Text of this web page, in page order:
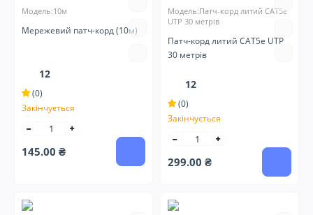
Модель:10м
Мережевий патч-корд (10м)
12
(0)
Закінчується
145.00 ₴
Модель:Патч-корд литий CAT5e
UTP 30 метрів
Патч-корд литий CAT5e UTP
30 метрів
12
(0)
Закінчується
299.00 ₴